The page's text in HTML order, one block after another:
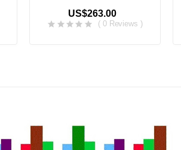
US$263.00
( 0 Reviews )